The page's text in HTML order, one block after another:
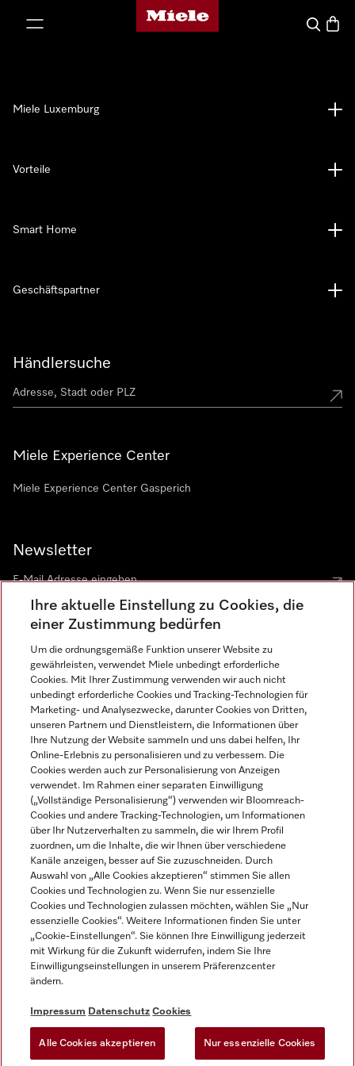
Miele-Homepage
Suche
Händlersuche
Miele Experience Center
Miele Experience Center Gasperich
Newsletter
Sprache
DEUTSCH
Miele Luxemburg
Vorteile
Smart Home
Geschäftspartner
Impressum
AGB
Datenschutz
Nutzungsbedingungen
Gesetzen über digitale Dienste
Cookie-Einstellungen
Miele auf Instagram
Miele auf Youtube
Ihre aktuelle Einstellung zu Cookies, die
einer Zustimmung bedürfen
Um die ordnungsgemäße Funktion unserer Website zu
gewährleisten, verwendet Miele unbedingt erforderliche
Cookies. Mit Ihrer Zustimmung verwenden wir auch nicht
unbedingt erforderliche Cookies und Tracking-Technologien für
Marketing- und Analysezwecke, darunter Cookies von Dritten,
unseren Partnern und Dienstleistern, die Informationen über
Ihre Nutzung der Website sammeln und uns dabei helfen, Ihr
Online-Erlebnis zu personalisieren und zu verbessern. Die
Cookies werden auch zur Personalisierung von Anzeigen
verwendet. Im Rahmen einer separaten Einwilligung
(„Vollständige Personalisierung“) verwenden wir Bloomreach-
Cookies und andere Tracking-Technologien, um Informationen
über Ihr Nutzerverhalten zu sammeln, die wir Ihrem Profil
zuordnen, um die Inhalte, die wir Ihnen über verschiedene
Kanäle anzeigen, besser auf Sie zuzuschneiden. Durch
Auswahl von „Alle Cookies akzeptieren“ stimmen Sie allen
Cookies und Technologien zu. Wenn Sie nur essenzielle
Cookies und Technologien zulassen möchten, wählen Sie „Nur
essenzielle Cookies“. Weitere Informationen finden Sie unter
„Cookie-Einstellungen“. Sie können Ihre Einwilligung jederzeit
mit Wirkung für die Zukunft widerrufen, indem Sie Ihre
Einwilligungseinstellungen in unserem Präferenzcenter
ändern.
Impressum Datenschutz Cookies
Alle Cookies akzeptieren Nur essenzielle Cookies